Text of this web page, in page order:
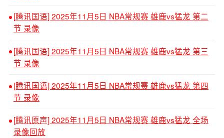
[腾讯国语] 2025年11月5日 NBA常规赛 雄鹿vs猛龙 第二
节 录像
[腾讯国语] 2025年11月5日 NBA常规赛 雄鹿vs猛龙 第三
节 录像
[腾讯国语] 2025年11月5日 NBA常规赛 雄鹿vs猛龙 第四
节 录像
[腾讯原声] 2025年11月5日 NBA常规赛 雄鹿vs猛龙 全场
录像回放